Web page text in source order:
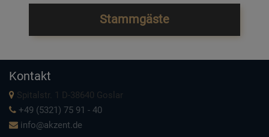
Stammgäste
Kontakt
Spitalstr. 1 D-38640 Goslar
+49 (5321) 75 91 - 40
info@akzent.de